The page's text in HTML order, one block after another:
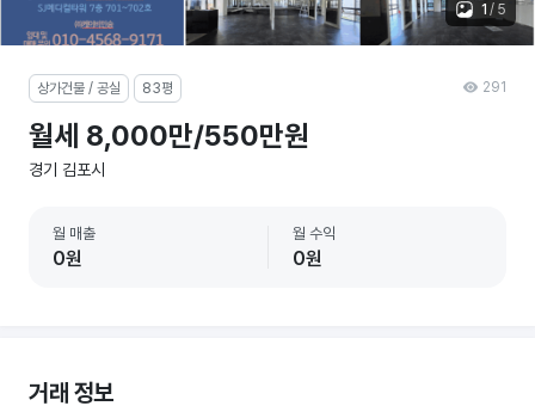
1 / 5
상가건물 / 공실 83평
월세 8,000만/550만원
경기 김포시
월 매출
0원
월 수익
0원
291
거래 정보